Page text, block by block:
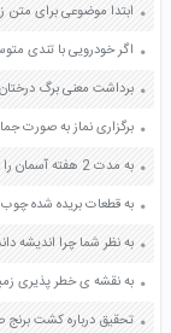
برگزاری نماز به صورت جماعت چه
به قطعات بریده شده
به نقشه ی خطر پذیری زمین لرزه
تحقیق درباره کشت برنج صفحه 120 مطالعات